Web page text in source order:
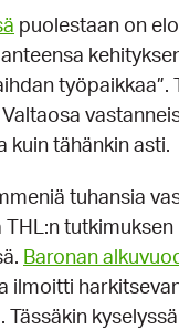
puolestaan on
kuin tähänkin asti.
tuhansia
Baronan
ilmoitti
Tässäkin